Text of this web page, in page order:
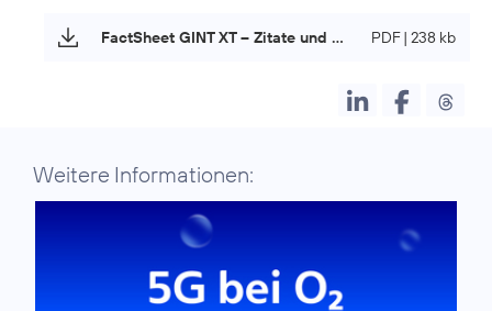
FactSheet GINT XT – Zitate und Fakten PDF | 238 kb
Weitere Informationen: